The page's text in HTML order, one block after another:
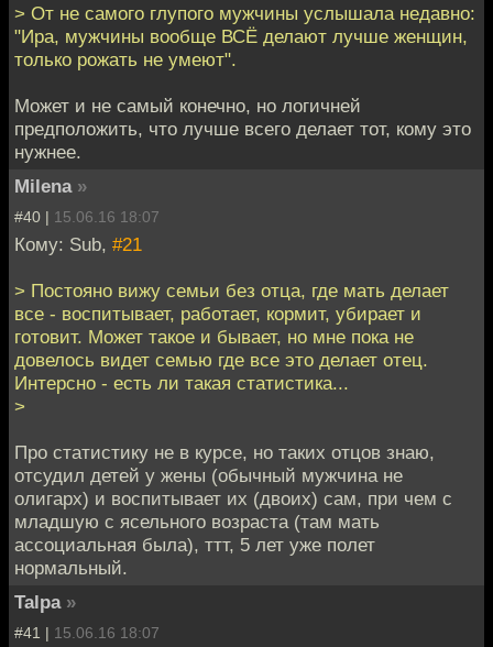
> От не самого глупого мужчины услышала недавно:
"Ира, мужчины вообще ВСЁ делают лучше женщин,
только рожать не умеют".
Может и не самый конечно, но логичней
предположить, что лучше всего делает тот, кому это
нужнее.
Milena »
#40 | 15.06.16 18:07
Кому: Sub, #21
> Постояно вижу семьи без отца, где мать делает
все - воспитывает, работает, кормит, убирает и
готовит. Может такое и бывает, но мне пока не
довелось видет семью где все это делает отец.
Интерсно - есть ли такая статистика...
>
Про статистику не в курсе, но таких отцов знаю,
отсудил детей у жены (обычный мужчина не
олигарх) и воспитывает их (двоих) сам, при чем с
младшую с ясельного возраста (там мать
ассоциальная была), ттт, 5 лет уже полет
нормальный.
Talpa »
#41 | 15.06.16 18:07